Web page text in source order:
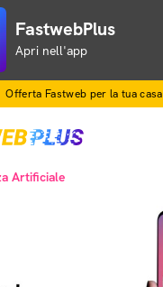
FastwebPlus
Apri nell'app
Offerta Fastweb per la tua casa
Artificiale